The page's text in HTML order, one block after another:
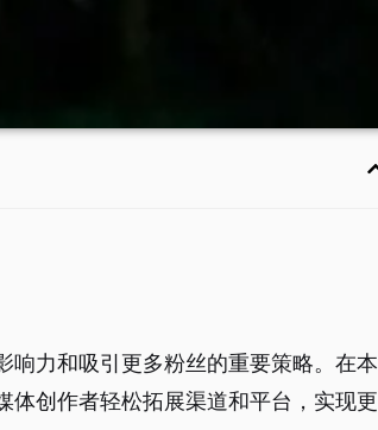
响力和吸引更多粉丝的重要策略。在本
体创作者轻松拓展渠道和平台，实现更